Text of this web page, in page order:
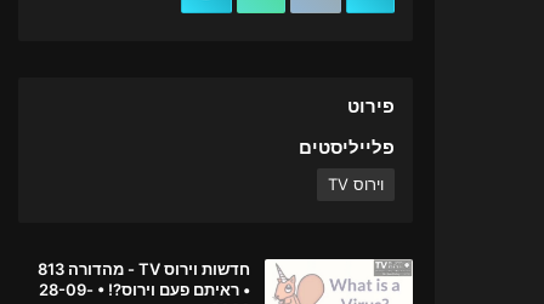
פירוט
פלייליסטים
וירוס TV
חדשות וירוס TV - מהדורה 813
• ראיתם פעם וירוס?! • 28-09-